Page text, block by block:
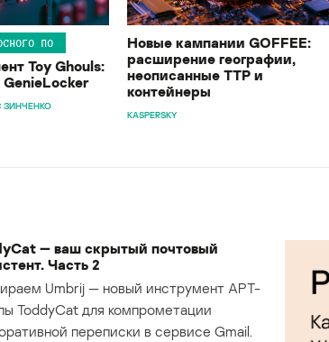
ПО
Toy Ghouls:
ЗИНЧЕНКО
Новые кампании GOFFEE:
расширение географии,
неописанные TTP и
контейнеры
KASPERSKY
— ваш скрытый почтовый
Часть 2
Umbrij — новый инструмент APT-
ToddyCat для компрометации
переписки в сервисе Gmail.